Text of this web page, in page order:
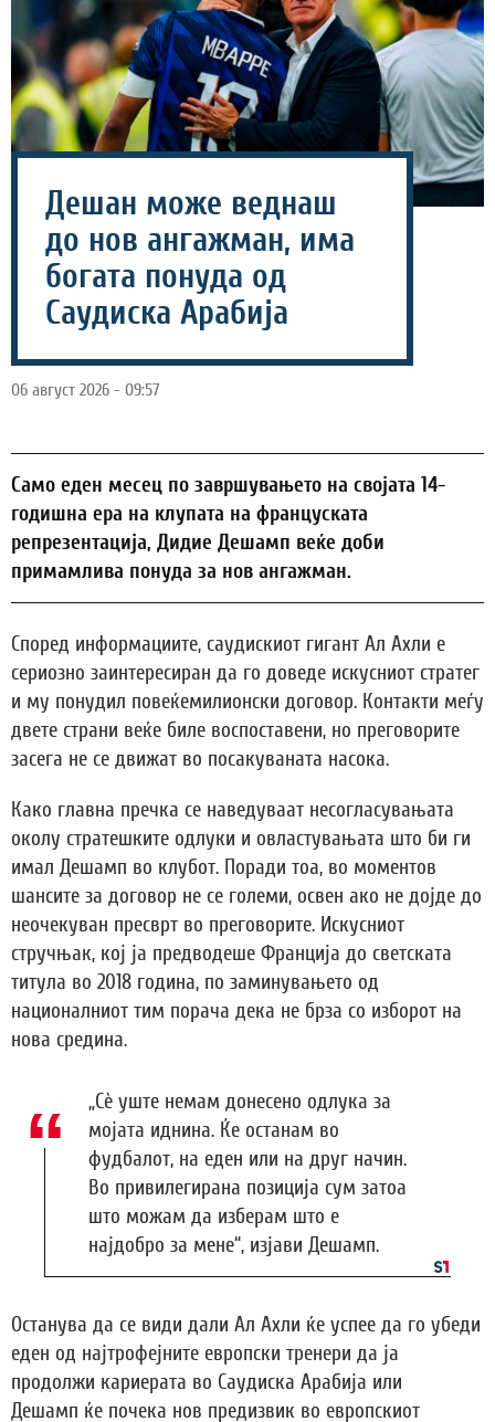
Дешан може веднаш
до нов ангажман, има
богата понуда од
Саудиска Арабија
06 август 2026 - 09:57
Само еден месец по завршувањето на својата 14-
годишна ера на клупата на француската
репрезентација, Дидие Дешамп веќе доби
примамлива понуда за нов ангажман.
Според информациите, саудискиот гигант Ал Ахли е
сериозно заинтересиран да го доведе искусниот стратег
и му понудил повеќемилионски договор. Контакти меѓу
двете страни веќе биле воспоставени, но преговорите
засега не се движат во посакуваната насока.
Како главна пречка се наведуваат несогласувањата
околу стратешките одлуки и овластувањата што би ги
имал Дешамп во клубот. Поради тоа, во моментов
шансите за договор не се големи, освен ако не дојде до
неочекуван пресврт во преговорите. Искусниот
стручњак, кој ја предводеше Франција до светската
титула во 2018 година, по заминувањето од
националниот тим порача дека не брза со изборот на
нова средина.
„Сè уште немам донесено одлука за
мојата иднина. Ќе останам во
фудбалот, на еден или на друг начин.
Во привилегирана позиција сум затоа
што можам да изберам што е
најдобро за мене“, изјави Дешамп.
Останува да се види дали Ал Ахли ќе успее да го убеди
еден од најтрофејните европски тренери да ја
продолжи кариерата во Саудиска Арабија или
Дешамп ќе почека нов предизвик во европскиот